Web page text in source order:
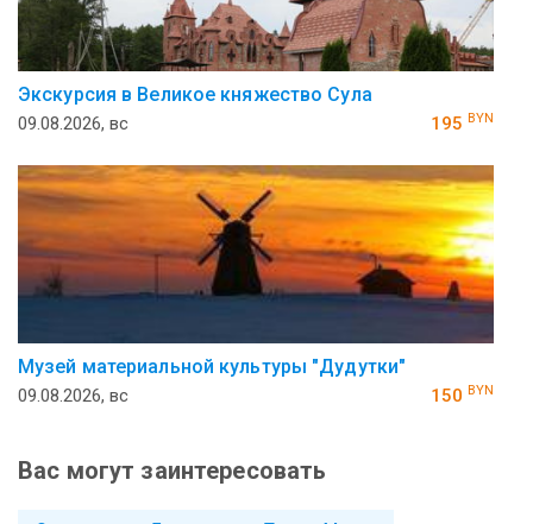
Экскурсия в Великое княжество Сула
09.08.2026, вс 195 BYN
Музей ма­те­ри­аль­ной куль­ту­ры "Ду­дутки"
09.08.2026, вс 150 BYN
Вас могут заинтересовать